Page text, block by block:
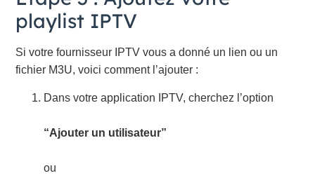
playlist IPTV
Si votre fournisseur IPTV vous a donné un lien ou un
fichier M3U, voici comment l’ajouter :
Dans votre application IPTV, cherchez l’option
“Ajouter un utilisateur”
ou